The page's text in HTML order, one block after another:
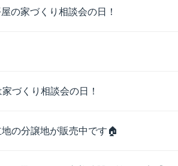
の家づくり相談会の日！
づくり相談会の日！
の分譲地が販売中です🏠